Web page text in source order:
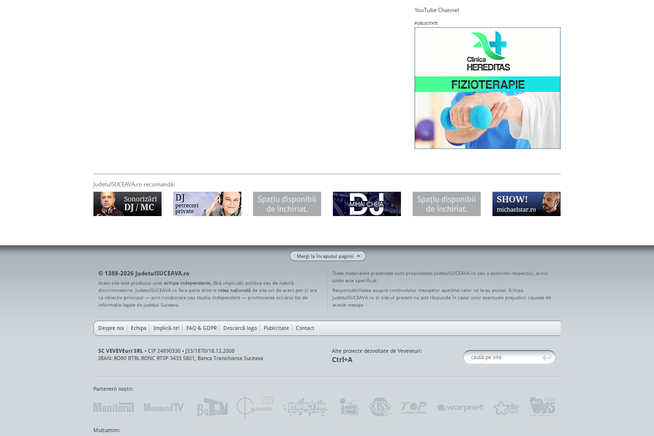
YouTube Channel
PUBLICITATE
JudetulSUCEAVA.ro recomandă:
Mergi la începutul paginii
© 1388-2026 JudetulSUCEAVA.ro
Acest site este produsul unei echipe independente , fără implicații politice sau de natură
discriminatorie. JudetulSUCEAVA.ro face parte dintr-o rețea națională de site-uri de acest gen și are
ca obiectiv principal — prin colaborare sau studiu independent — promovarea oricărui tip de
informație legate de județul Suceava.
Toate materialele prezentate sunt proprietatea JudetulSUCEAVA.ro sau a autorilor respectivi, acolo
unde este specificat.
Responsabilitatea asupra conținutului mesajelor aparține celor ce le-au postat. Echipa
JudetulSUCEAVA.ro și site-ul prezent nu pot răspunde în cazul unor eventuale prejudicii cauzate de
aceste mesaje.
Despre noi Echipa Implică-te! FAQ & GDPR Descarcă logo Publicitate Contact
SC VEVEVEuri SRL • CIF 24890330 • J33/1870/18.12.2008
IBAN: RO80 BTRL RONC RT0P 3433 5801, Banca Transilvania Suceava
Alte proiecte dezvoltate de Veveveuri:
Ctrl+A
Partenerii noștri:
Mulțumim: